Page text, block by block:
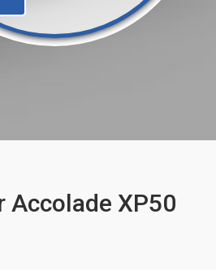
Accolade XP50